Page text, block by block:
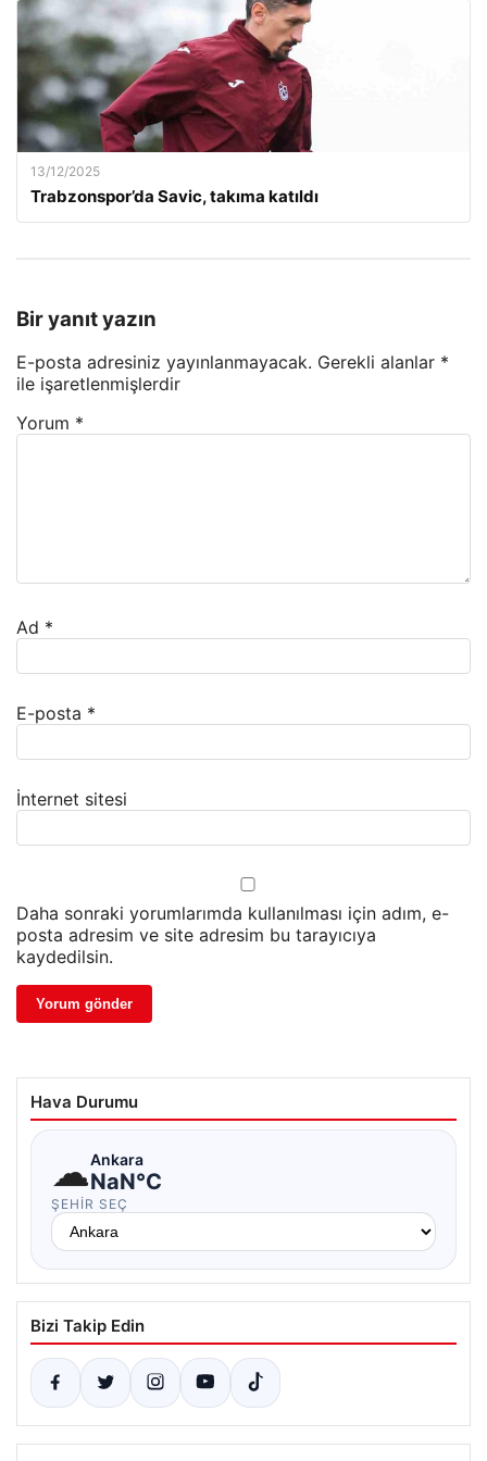
13/12/2025
Trabzonspor’da Savic, takıma katıldı
Bir yanıt yazın
E-posta adresiniz yayınlanmayacak. Gerekli alanlar *
ile işaretlenmişlerdir
Yorum *
Ad *
E-posta *
İnternet sitesi
Daha sonraki yorumlarımda kullanılması için adım, e-
posta adresim ve site adresim bu tarayıcıya
kaydedilsin.
Hava Durumu
☁Ankara
NaN°C
ŞEHIR SEÇ
Bizi Takip Edin